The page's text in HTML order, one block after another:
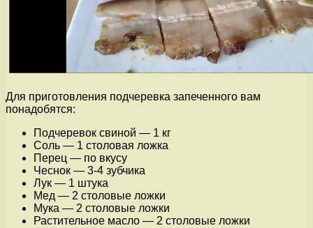
Для приготовления подчеревка запеченного вам
понадобятся:
Подчеревок свиной — 1 кг
Соль — 1 столовая ложка
Перец — по вкусу
Чеснок — 3-4 зубчика
Лук — 1 штука
Мед — 2 столовые ложки
Мука — 2 столовые ложки
Растительное масло — 2 столовые ложки